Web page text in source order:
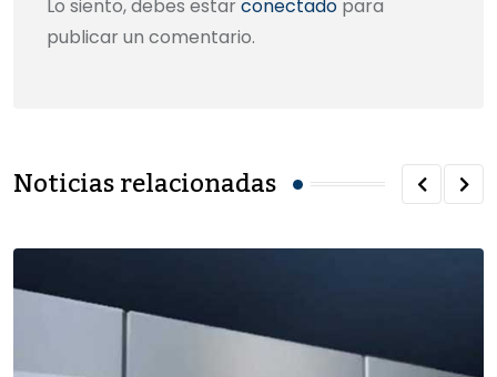
Lo siento, debes estar conectado para
publicar un comentario.
Noticias relacionadas